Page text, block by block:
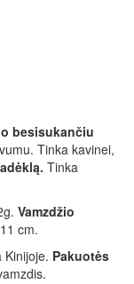
besisukančiu
Tinka kavinei,
Tinka
Vamzdžio
cm.
Kinijoje. Pakuotės